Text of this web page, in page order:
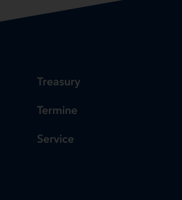
Treasury
Termine
Service